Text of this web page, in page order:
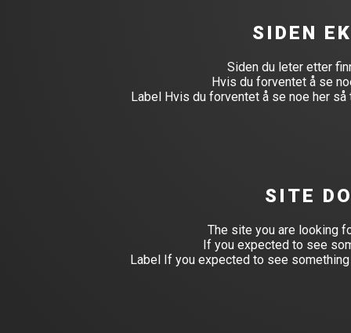
SIDEN
Siden du leter etter
Hvis du forventet å se
Label Hvis du forventet å se noe her
SITE
The site you are looking
If you expected to see
Label
If you expected to see